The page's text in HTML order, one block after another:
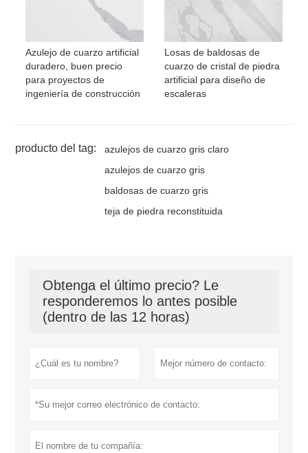
Azulejo de cuarzo artificial
duradero, buen precio
para proyectos de
ingeniería de construcción
Losas de baldosas de
cuarzo de cristal de piedra
artificial para diseño de
escaleras
producto del tag:
azulejos de cuarzo gris claro
azulejos de cuarzo gris
baldosas de cuarzo gris
teja de piedra reconstituida
Obtenga el último precio? Le
responderemos lo antes posible
(dentro de las 12 horas)